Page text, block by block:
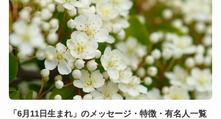
「6月11日生まれ」のメッセージ・特徴・有名人一覧